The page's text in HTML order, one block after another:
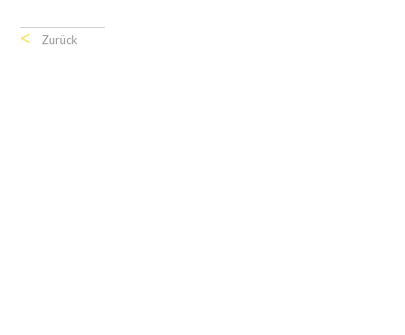
Zurück